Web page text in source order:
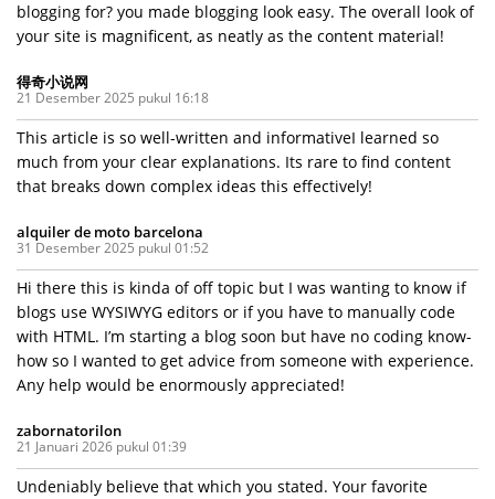
blogging for? you made blogging look easy. The overall look of
your site is magnificent, as neatly as the content material!
得奇小说网
21 Desember 2025 pukul 16:18
This article is so well-written and informativeI learned so
much from your clear explanations. Its rare to find content
that breaks down complex ideas this effectively!
alquiler de moto barcelona
31 Desember 2025 pukul 01:52
Hi there this is kinda of off topic but I was wanting to know if
blogs use WYSIWYG editors or if you have to manually code
with HTML. I’m starting a blog soon but have no coding know-
how so I wanted to get advice from someone with experience.
Any help would be enormously appreciated!
zabornatorilon
21 Januari 2026 pukul 01:39
Undeniably believe that which you stated. Your favorite